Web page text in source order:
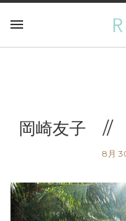
岡崎友子 //
8月